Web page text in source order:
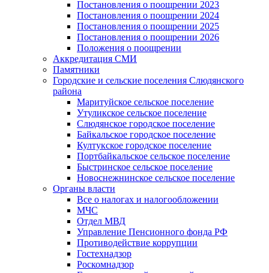
Постановления о поощрении 2023
Постановления о поощрении 2024
Постановления о поощрении 2025
Постановления о поощрении 2026
Положения о поощрении
Аккредитация СМИ
Памятники
Городские и сельские поселения Слюдянского
района
Маритуйское сельское поселение
Утуликское сельское поселение
Слюдянское городское поселение
Байкальское городское поселение
Култукское городское поселение
Портбайкальское сельское поселение
Быстринское сельское поселение
Новоснежнинское сельское поселение
Органы власти
Все о налогах и налогообложении
МЧС
Отдел МВД
Управление Пенсионного фонда РФ
Противодействие коррупции
Гостехнадзор
Роскомнадзор